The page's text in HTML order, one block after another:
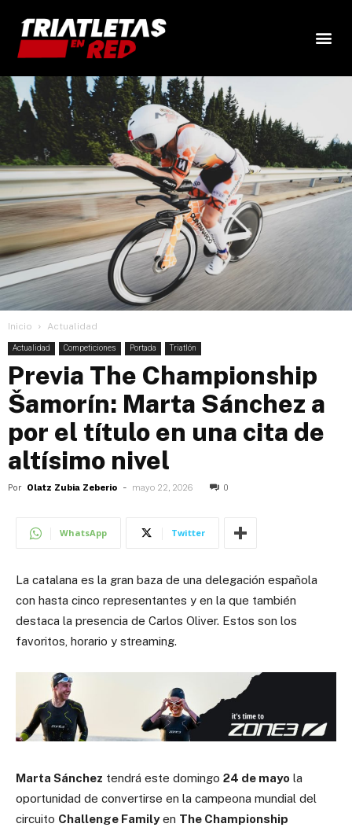
Inicio Actualidad
Actualidad Competiciones Portada Triatlón
Previa The Championship
Šamorín: Marta Sánchez a
por el título en una cita de
altísimo nivel
Por Olatz Zubia Zeberio - mayo 22, 2026 0
WhatsApp Twitter
La catalana es la gran baza de una delegación española
con hasta cinco representantes y en la que también
destaca la presencia de Carlos Oliver. Estos son los
favoritos, horario y streaming.
Marta Sánchez tendrá este domingo 24 de mayo la
oportunidad de convertirse en la campeona mundial del
circuito Challenge Familyen The Championship